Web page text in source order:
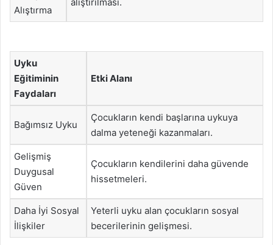
Alıştırma
Uyku
Eğitiminin
Faydaları
Etki Alanı
Bağımsız Uyku
Çocukların kendi başlarına uykuya
dalma yeteneği kazanmaları.
Gelişmiş
Duygusal
Güven
Çocukların kendilerini daha güvende
hissetmeleri.
Daha İyi Sosyal
İlişkiler
Yeterli uyku alan çocukların sosyal
becerilerinin gelişmesi.